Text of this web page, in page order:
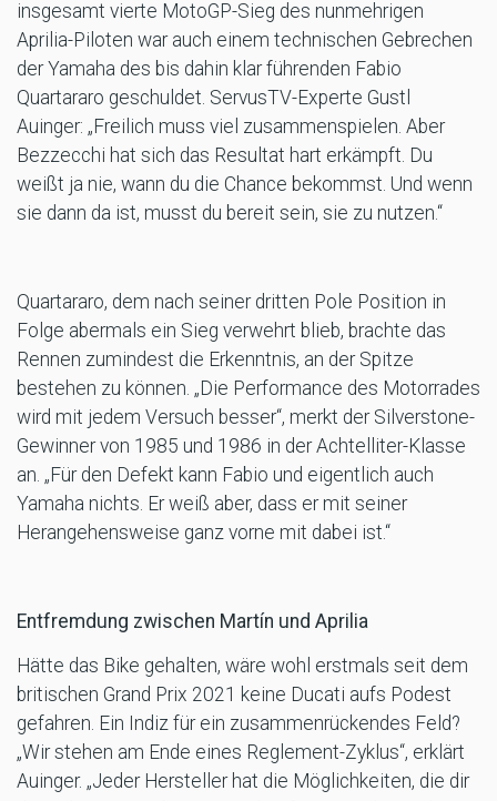
insgesamt vierte MotoGP-Sieg des nunmehrigen
Aprilia-Piloten war auch einem technischen Gebrechen
der Yamaha des bis dahin klar führenden Fabio
Quartararo geschuldet. ServusTV-Experte Gustl
Auinger: „Freilich muss viel zusammenspielen. Aber
Bezzecchi hat sich das Resultat hart erkämpft. Du
weißt ja nie, wann du die Chance bekommst. Und wenn
sie dann da ist, musst du bereit sein, sie zu nutzen.“
Quartararo, dem nach seiner dritten Pole Position in
Folge abermals ein Sieg verwehrt blieb, brachte das
Rennen zumindest die Erkenntnis, an der Spitze
bestehen zu können. „Die Performance des Motorrades
wird mit jedem Versuch besser“, merkt der Silverstone-
Gewinner von 1985 und 1986 in der Achtelliter-Klasse
an. „Für den Defekt kann Fabio und eigentlich auch
Yamaha nichts. Er weiß aber, dass er mit seiner
Herangehensweise ganz vorne mit dabei ist.“
Entfremdung zwischen Martín und Aprilia
Hätte das Bike gehalten, wäre wohl erstmals seit dem
britischen Grand Prix 2021 keine Ducati aufs Podest
gefahren. Ein Indiz für ein zusammenrückendes Feld?
„Wir stehen am Ende eines Reglement-Zyklus“, erklärt
Auinger. „Jeder Hersteller hat die Möglichkeiten, die dir